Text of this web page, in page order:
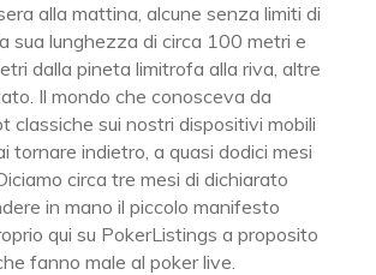
alla mattina, alcune senza limiti di
sua lunghezza di circa 100 metri e
dalla pineta limitrofa alla riva, altre
Il mondo che conosceva da
classiche sui nostri dispositivi mobili
tornare indietro, a quasi dodici mesi
circa tre mesi di dichiarato
in mano il piccolo manifesto
qui su PokerListings a proposito
fanno male al poker live.